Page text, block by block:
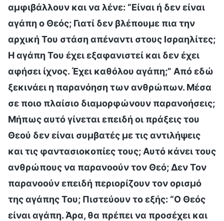
αμφιβάλλουν και να λένε: “Είναι ή δεν είναι
αγάπη ο Θεός; Γιατί δεν βλέπουμε πια την
αρχική Του στάση απέναντι στους Ισραηλίτες;
Η αγάπη Του έχει εξαφανιστεί και δεν έχει
αφήσει ίχνος. Έχει καθόλου αγάπη;” Από εδώ
ξεκινάει η παρανόηση των ανθρώπων. Μέσα
σε ποιο πλαίσιο διαμορφώνουν παρανοήσεις;
Μήπως αυτό γίνεται επειδή οι πράξεις του
Θεού δεν είναι συμβατές με τις αντιλήψεις
και τις φαντασιοκοπίες τους; Αυτό κάνει τους
ανθρώπους να παρανοούν τον Θεό; Δεν Τον
παρανοούν επειδή περιορίζουν τον ορισμό
της αγάπης Του; Πιστεύουν το εξής: “Ο Θεός
είναι αγάπη. Άρα, θα πρέπει να προσέχει και